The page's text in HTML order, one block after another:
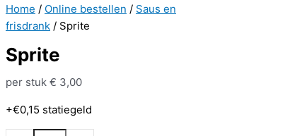
Home / Online bestellen / Saus en
frisdrank / Sprite
Sprite
per stuk € 3,00
+€0,15 statiegeld